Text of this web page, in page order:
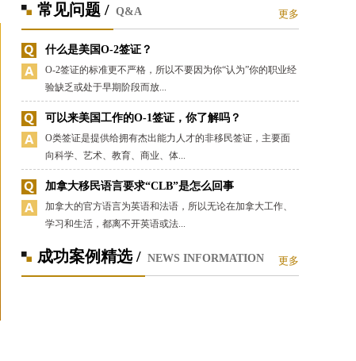
更多
常见问题 / Q&A
什么是美国O-2签证？
O-2签证的标准更不严格，所以不要因为你“认为”你的职业经
验缺乏或处于早期阶段而放...
可以来美国工作的O-1签证，你了解吗？
O类签证是提供给拥有杰出能力人才的非移民签证，主要面
向科学、艺术、教育、商业、体...
加拿大移民语言要求“CLB”是怎么回事
加拿大的官方语言为英语和法语，所以无论在加拿大工作、
学习和生活，都离不开英语或法...
更多
成功案例精选 / NEWS INFORMATION